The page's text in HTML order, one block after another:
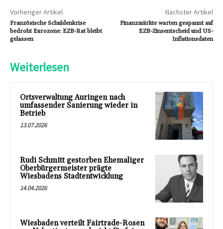
Vorheriger Artikel
Französische Schuldenkrise
bedroht Eurozone: EZB-Rat bleibt
gelassen
Nächster Artikel
Finanzmärkte warten gespannt auf
EZB-Zinsentscheid und US-
Inflationsdaten
Weiterlesen
Ortsverwaltung Auringen nach
umfassender Sanierung wieder in
Betrieb
13.07.2026
Rudi Schmitt gestorben Ehemaliger
Oberbürgermeister prägte
Wiesbadens Stadtentwicklung
14.04.2026
Wiesbaden verteilt Fairtrade-Rosen